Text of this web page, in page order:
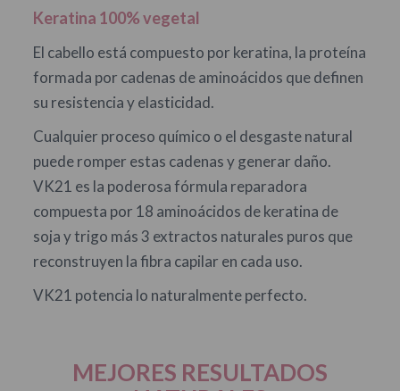
Keratina 100% vegetal
El cabello está compuesto por keratina, la proteína
formada por cadenas de aminoácidos que definen
su resistencia y elasticidad.
Cualquier proceso químico o el desgaste natural
puede romper estas cadenas y generar daño.
VK21 es la poderosa fórmula reparadora
compuesta por 18 aminoácidos de keratina de
soja y trigo más 3 extractos naturales puros que
reconstruyen la fibra capilar en cada uso.
VK21 potencia lo naturalmente perfecto.
MEJORES RESULTADOS